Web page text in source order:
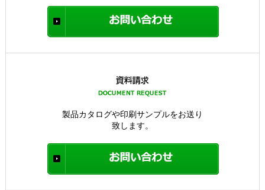
製品カタログや印刷サンプルをお送り
致します。